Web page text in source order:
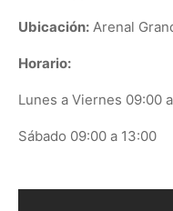
Ubicación: Arenal
Horario:
Lunes a Viernes 09:00
Sábado 09:00 a 13:00